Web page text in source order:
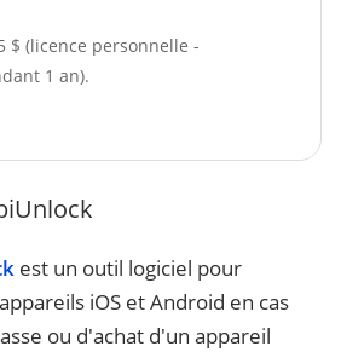
$ (licence personnelle -
1 an).
est un outil logiciel pour
iOS et Android en cas
ou d'achat d'un appareil